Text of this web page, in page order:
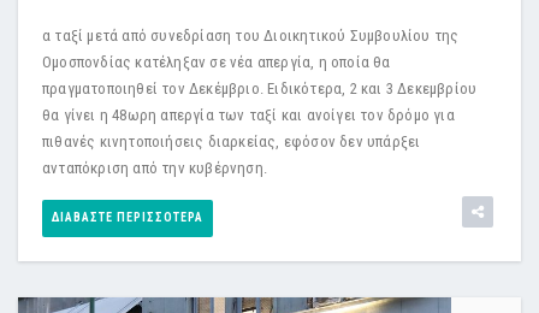
α ταξί μετά από συνεδρίαση του Διοικητικού Συμβουλίου της
Ομοσπονδίας κατέληξαν σε νέα απεργία, η οποία θα
πραγματοποιηθεί τον Δεκέμβριο. Ειδικότερα, 2 και 3 Δεκεμβρίου
θα γίνει η 48ωρη απεργία των ταξί και ανοίγει τον δρόμο για
πιθανές κινητοποιήσεις διαρκείας, εφόσον δεν υπάρξει
ανταπόκριση από την κυβέρνηση.
ΔΙΑΒΆΣΤΕ ΠΕΡΙΣΣΌΤΕΡΑ